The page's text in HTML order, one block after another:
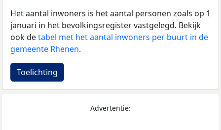
Het aantal inwoners is het aantal personen zoals op 1
januari in het bevolkingsregister vastgelegd. Bekijk
ook detabel met het aantal inwoners per buurt in de
gemeente Rhenen.
Toelichting
Advertentie: